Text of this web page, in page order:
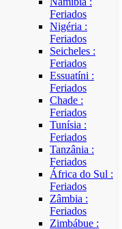
Feriados
Nigéria :
Feriados
Seicheles :
Feriados
Essuatíni :
Feriados
Chade :
Feriados
Tunísia :
Feriados
Tanzânia :
Feriados
África do Sul :
Feriados
Zâmbia :
Feriados
Zimbábue :